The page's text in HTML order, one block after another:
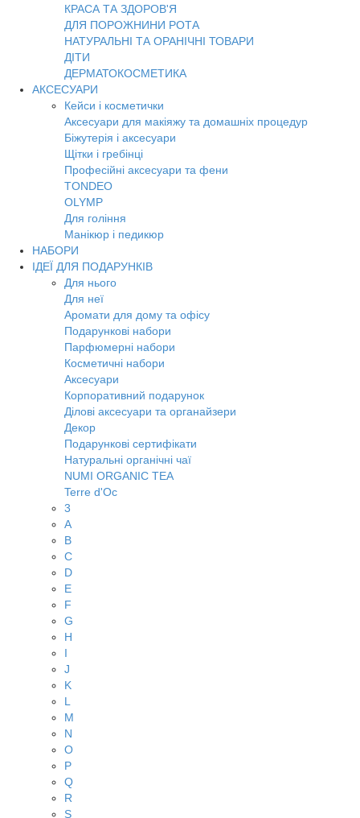
КРАСА ТА ЗДОРОВ'Я
ДЛЯ ПОРОЖНИНИ РОТА
НАТУРАЛЬНІ ТА ОРАНІЧНІ ТОВАРИ
ДІТИ
ДЕРМАТОКОСМЕТИКА
АКСЕСУАРИ
Кейси і косметички
Аксесуари для макіяжу та домашніх процедур
Біжутерія і аксесуари
Щітки і гребінці
Професійні аксесуари та фени
TONDEO
OLYMP
Для гоління
Манікюр і педикюр
НАБОРИ
ІДЕЇ ДЛЯ ПОДАРУНКІВ
Для нього
Для неї
Аромати для дому та офісу
Подарункові набори
Парфюмерні набори
Косметичні набори
Аксесуари
Корпоративний подарунок
Ділові аксесуари та органайзери
Декор
Подарункові сертифікати
Натуральні органічні чаї
NUMI ORGANIC TEA
Terre d'Oc
3
A
B
C
D
E
F
G
H
I
J
K
L
M
N
O
P
Q
R
S